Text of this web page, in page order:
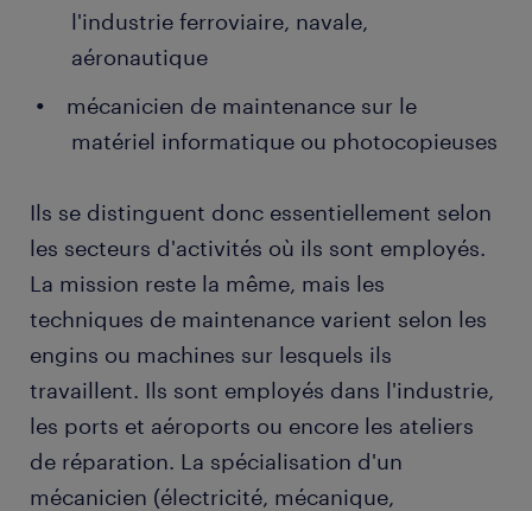
l'industrie ferroviaire, navale,
aéronautique
mécanicien de maintenance sur le
matériel informatique ou photocopieuses
Ils se distinguent donc essentiellement selon
les secteurs d'activités où ils sont employés.
La mission reste la même, mais les
techniques de maintenance varient selon les
engins ou machines sur lesquels ils
travaillent. Ils sont employés dans l'industrie,
les ports et aéroports ou encore les ateliers
de réparation. La spécialisation d'un
mécanicien (électricité, mécanique,